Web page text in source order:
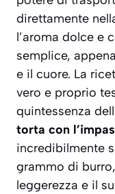
direttamente
l’aroma dolce e
semplice,
e il cuore. La
vero e proprio
quintessenza
torta con
incredibilmente
grammo di burro
leggerezza e il